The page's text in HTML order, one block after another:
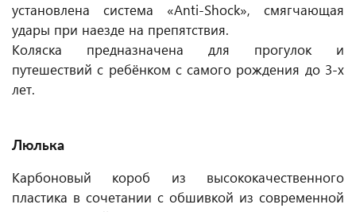
установлена система «Anti-Shock», смягчающая
удары при наезде на препятствия.
Коляска предназначена для прогулок и
путешествий с ребёнком с самого рождения до 3-х
лет.
Люлька
Карбоновый короб из высококачественного
пластика в сочетании с обшивкой из современной